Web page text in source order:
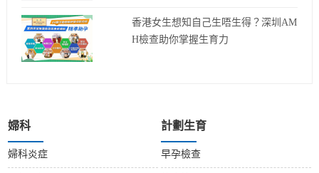
香港女生想知自己生唔生得？深圳AM
H檢查助你掌握生育力
婦科
婦科炎症
計劃生育
早孕檢查